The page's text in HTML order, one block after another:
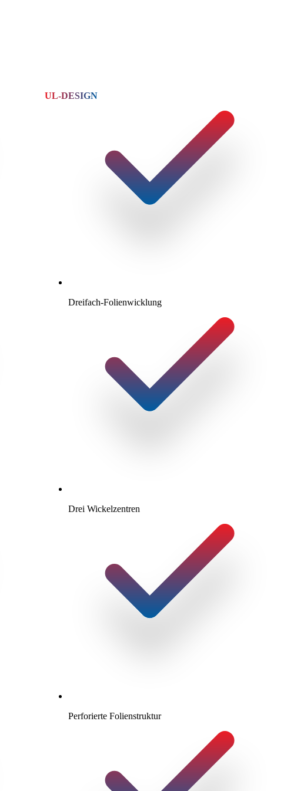
UL-DESIGN
Dreifach-Folienwicklung
Drei Wickelzentren
Perforierte Folienstruktur